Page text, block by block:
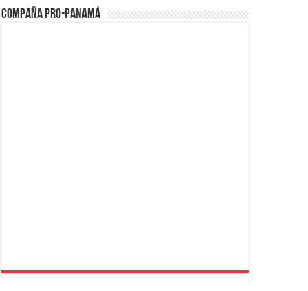
Compaña PRO-Panamá